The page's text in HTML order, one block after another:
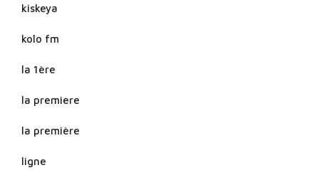
kiskeya
kolo fm
la 1ère
la premiere
la première
ligne